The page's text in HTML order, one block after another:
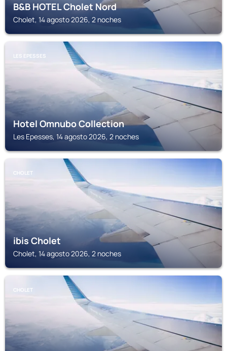
B&B HOTEL Cholet Nord
Cholet, 14 agosto 2026, 2 noches
LES EPESSES
Hotel Omnubo Collection
Les Epesses, 14 agosto 2026, 2 noches
CHOLET
ibis Cholet
Cholet, 14 agosto 2026, 2 noches
CHOLET